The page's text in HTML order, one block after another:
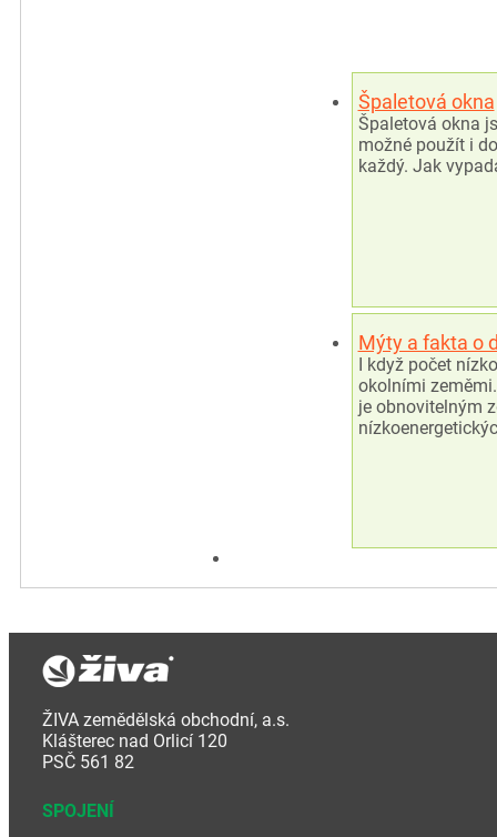
Špaletová okna
Špaletová okna
možné použít i
každý. Jak
Mýty a fakta o
I když počet
okolními
je obnovitelným
ŽIVA zemědělská obchodní, a.s.
Klášterec nad Orlicí 120
PSČ 561 82
SPOJENÍ